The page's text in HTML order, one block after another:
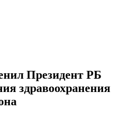
Президент РБ
здравоохранения